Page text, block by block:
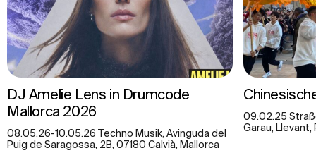
DJ Amelie Lens in Drumcode
Mallorca 2026
08.05.26-10.05.26 Techno Musik, Avinguda del
Puig de Saragossa, 2B, 07180 Calvià, Mallorca
09.02.25
Garau, Llevant,